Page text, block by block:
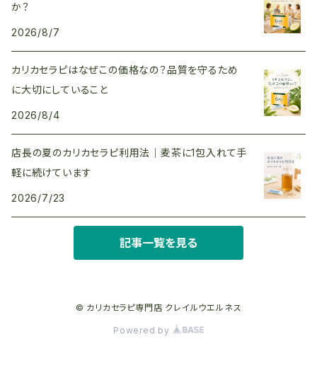
か？
2026/8/7
カリカセラピはなぜこの価格なの？品質を守るため
に大切にしていること
2026/8/4
店長の夏のカリカセラピ利用法｜麦茶に1包入れて手
軽に続けています
2026/7/23
記事一覧を見る
© カリカセラピ専門店 クレイルウエルネス
Powered by